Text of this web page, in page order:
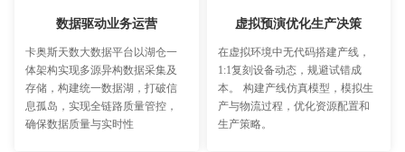
数据驱动业务运营
卡奥斯天数大数据平台以湖仓一
体架构实现多源异构数据采集及
存储，构建统一数据湖，打破信
息孤岛，实现全链路质量管控，
确保数据质量与实时性
虚拟预演优化生产决策
在虚拟环境中无代码搭建产线，
1:1复刻设备动态，规避试错成
本。 构建产线仿真模型，模拟生
产与物流过程，优化资源配置和
生产策略。